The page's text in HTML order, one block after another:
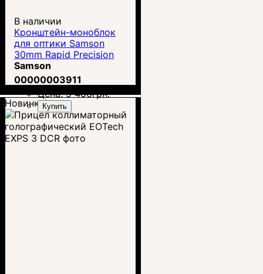
В наличии
Кронштейн-моноблок
для оптики Samson
30mm Rapid Precision
Mount (RPM) 03-00234-
01
Samson
00000003911
Цена:9 400грн.
Купить
Новинка!